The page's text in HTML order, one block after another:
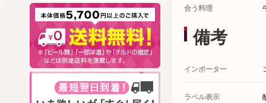
合う料理
備考
インポーター
ラベル表示